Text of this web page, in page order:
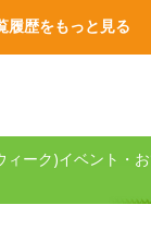
履歴をもっと見る
ィーク)イベント・